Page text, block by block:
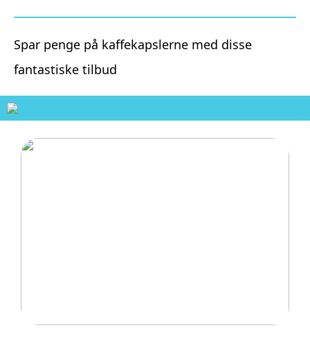
Spar penge på kaffekapslerne med disse
fantastiske tilbud